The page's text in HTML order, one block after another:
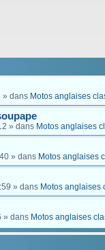
» dans Motos anglaises
» dans Motos anglaises
» dans Motos anglaises
» dans Motos anglaises
» dans Motos anglaises